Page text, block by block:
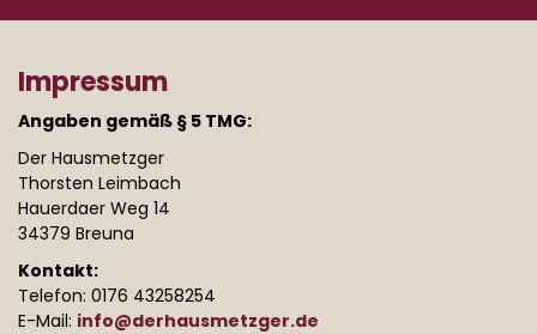
Impressum
Angaben gemäß § 5 TMG:
Der Hausmetzger
Thorsten Leimbach
Hauerdaer Weg 14
34379 Breuna
Kontakt:
Telefon: 0176 43258254
E-Mail: info@derhausmetzger.de